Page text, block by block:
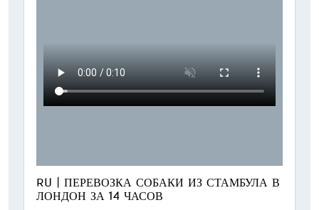
RU | ПЕРЕВОЗКА СОБАКИ ИЗ СТАМБУЛА В
ЛОНДОН ЗА 14 ЧАСОВ